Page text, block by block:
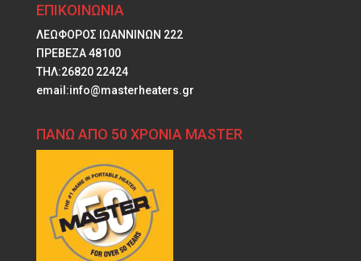
ΕΠΙΚΟΙΝΩΝΙΑ
ΛΕΩΦΟΡΟΣ ΙΩΑΝΝΙΝΩΝ 222
ΠΡΕΒΕΖΑ 48100
ΤΗΛ:26820 22424
email:info@masterheaters.gr
ΠΑΝΩ ΑΠΟ 50 ΧΡΟΝΙΑ MASTER